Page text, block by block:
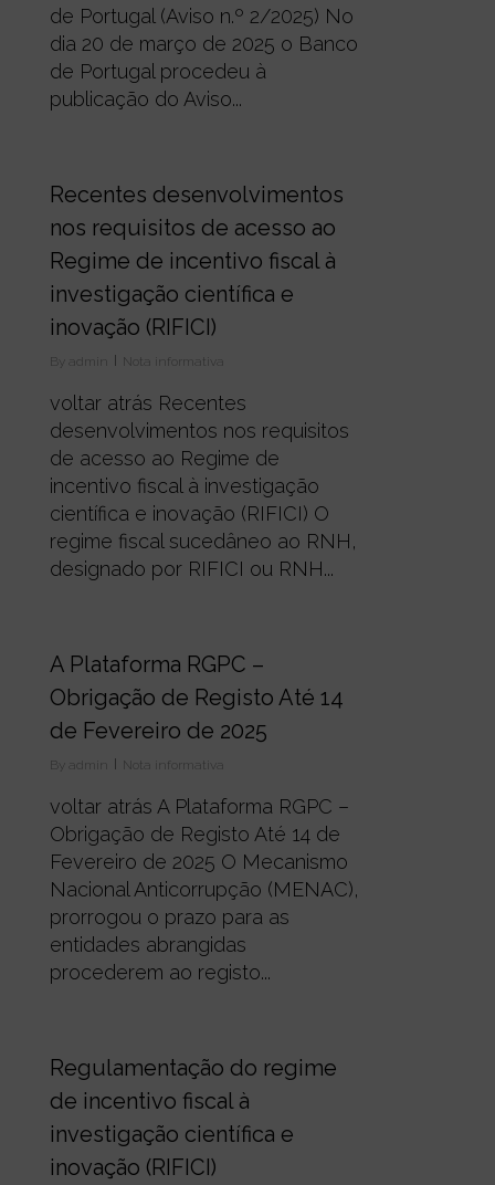
de Portugal (Aviso n.º 2/2025) No
dia 20 de março de 2025 o Banco
de Portugal procedeu à
publicação do Aviso...
Recentes desenvolvimentos
nos requisitos de acesso ao
Regime de incentivo fiscal à
investigação científica e
inovação (RIFICI)
By admin Nota informativa
voltar atrás Recentes
desenvolvimentos nos requisitos
de acesso ao Regime de
incentivo fiscal à investigação
científica e inovação (RIFICI) O
regime fiscal sucedâneo ao RNH,
designado por RIFICI ou RNH...
A Plataforma RGPC –
Obrigação de Registo Até 14
de Fevereiro de 2025
By admin Nota informativa
voltar atrás A Plataforma RGPC –
Obrigação de Registo Até 14 de
Fevereiro de 2025 O Mecanismo
Nacional Anticorrupção (MENAC),
prorrogou o prazo para as
entidades abrangidas
procederem ao registo...
Regulamentação do regime
de incentivo fiscal à
investigação científica e
inovação (RIFICI)